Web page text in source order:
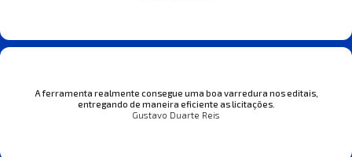
A ferramenta realmente consegue uma boa varredura nos editais,
entregando de maneira eficiente as licitações.
Gustavo Duarte Reis